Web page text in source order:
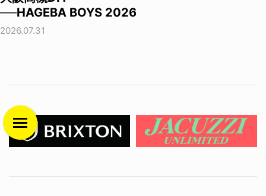
──HAGEBA BOYS 2026
2026.07.31